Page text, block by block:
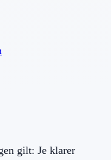
gilt: Je klarer